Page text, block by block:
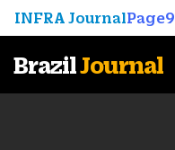
INFRA JournalPage9
BrazilJournal